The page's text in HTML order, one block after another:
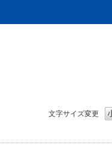
文字サイズ変更